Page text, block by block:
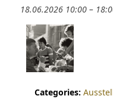
18.06.2026 10:00–
Categories: